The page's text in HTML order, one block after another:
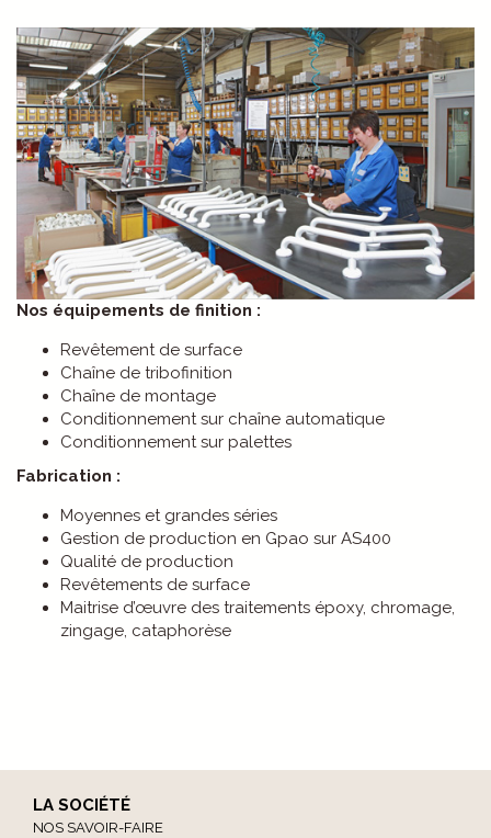
Nos équipements de finition :
Revêtement de surface
Chaîne de tribofinition
Chaîne de montage
Conditionnement sur chaîne automatique
Conditionnement sur palettes
Fabrication :
Moyennes et grandes séries
Gestion de production en Gpao sur AS400
Qualité de production
Revêtements de surface
Maitrise d’œuvre des traitements époxy, chromage,
zingage, cataphorèse
LA SOCIÉTÉ
NOS SAVOIR-FAIRE